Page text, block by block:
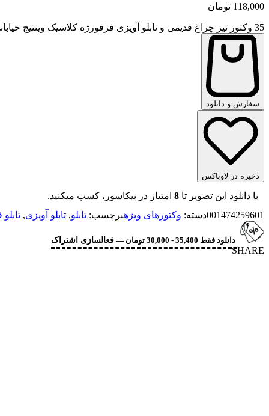
118,000 تومان
35 وکتور تیر چراغ قدیمی و تابلو آویزی فرفورژه کلاسیک وینتیج خیابانی عدد
سفارش و دانلود
ذخیره در لاوباکس
با دانلود این تصویر تا 8 امتیاز در پیکاسور، کسب میکنید.
001474259601دسته: وکتورهای ویژهبرچسب: تابلو, تابلو آویزی,
دانلود فقط 35,400 - 30,000 تومان — فعالسازی اشتراک
SHARE